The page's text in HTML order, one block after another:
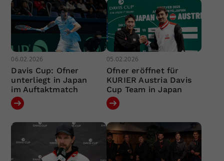
06.02.2026
Davis Cup: Ofner
unterliegt in Japan
im Auftaktmatch
05.02.2026
Ofner eröffnet für
KURIER Austria Davis
Cup Team in Japan